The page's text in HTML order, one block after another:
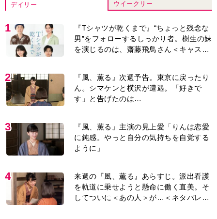
デイリー ウイークリー
1
『Tシャツが乾くまで』“ちょっと残念な
男”をフォローするしっかり者。樹生の妹
を演じるのは、齋藤飛鳥さん＜キャスト
2
『風、薫る』次週予告。東京に戻ったり
ん。シマケンと横沢が遭遇。「好きで
す」と告げたのは…
3
『風、薫る』主演の見上愛「りんは恋愛
に鈍感。やっと自分の気持ちを自覚する
ように」
4
来週の『風、薫る』あらすじ。派出看護
を軌道に乗せようと懸命に働く直美。そ
してついに＜あの人＞が…＜ネタバレあ